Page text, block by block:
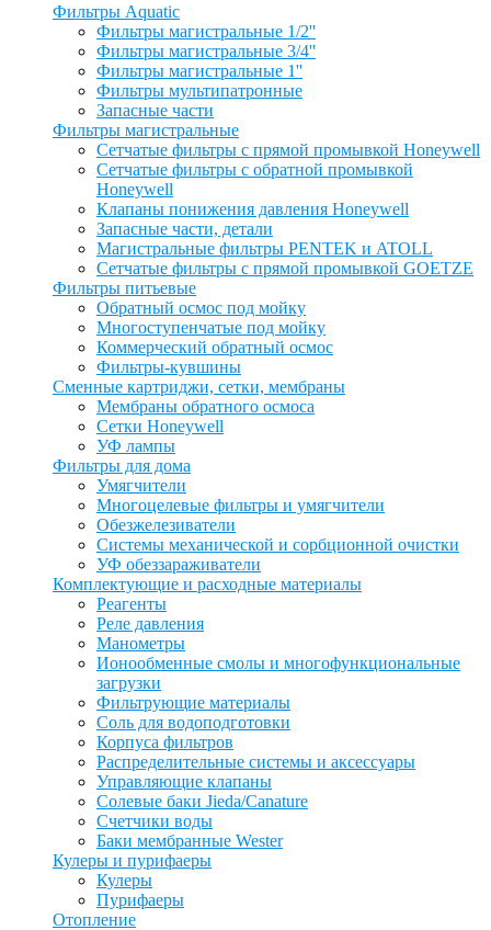
Фильтры Aquatic
Фильтры магистральные 1/2''
Фильтры магистральные 3/4''
Фильтры магистральные 1''
Фильтры мультипатронные
Запасные части
Фильтры магистральные
Сетчатые фильтры с прямой промывкой Honeywell
Сетчатые фильтры с обратной промывкой
Honeywell
Клапаны понижения давления Honeywell
Запасные части, детали
Магистральные фильтры PENTEK и ATOLL
Сетчатые фильтры с прямой промывкой GOETZE
Фильтры питьевые
Обратный осмос под мойку
Многоступенчатые под мойку
Коммерческий обратный осмос
Фильтры-кувшины
Сменные картриджи, сетки, мембраны
Мембраны обратного осмоса
Сетки Honeywell
УФ лампы
Фильтры для дома
Умягчители
Многоцелевые фильтры и умягчители
Обезжелезиватели
Системы механической и сорбционной очистки
УФ обеззараживатели
Комплектующие и расходные материалы
Реагенты
Реле давления
Манометры
Ионообменные смолы и многофункциональные
загрузки
Фильтрующие материалы
Соль для водоподготовки
Корпуса фильтров
Распределительные системы и аксессуары
Управляющие клапаны
Солевые баки Jieda/Canature
Счетчики воды
Баки мембранные Wester
Кулеры и пурифаеры
Кулеры
Пурифаеры
Отопление